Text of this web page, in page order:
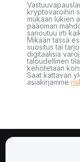
kryptovaroihin
mukaan lukien
pääoman
sanoutuu irti
Mikään tässä
suositus tai
digitaalisia
taloudellinen
kehotetaan
Saat kattavan
asiakirjamme